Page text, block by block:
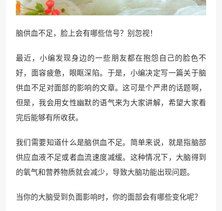
脑供血不足，脸上会有哪些信号？别忽视！
最近，小编发现身边的一些朋友都在抱怨自己的脸色不
好，面容疲惫，眼眶深陷。于是，小编决定写一篇关于脑
供血不足对面部的影响的文章。这可是个严肃的话题啊，
但是，我会用女性幽默的语气来为大家讲解，希望大家看
完后能够有所收获。
我们需要知道什么是脑供血不足。简单来说，就是指脑部
供应血液不足或者血流速度减缓。这种情况下，大脑得到
的氧气和营养物质就会减少，导致大脑功能出现问题。
当你的大脑受到负面影响时，你的面部会有哪些变化呢？